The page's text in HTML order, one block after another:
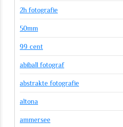
2h fotografie
50mm
99 cent
abiball fotograf
abstrakte fotografie
altona
ammersee